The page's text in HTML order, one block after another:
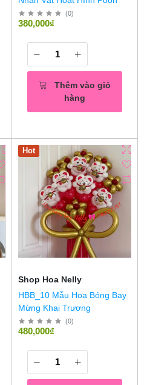
(0)
380,000₫
Thêm vào giỏ
hàng
Hot
Shop Hoa Nelly
HBB_10 Mẫu Hoa Bóng Bay
Mừng Khai Trương
(0)
480,000₫